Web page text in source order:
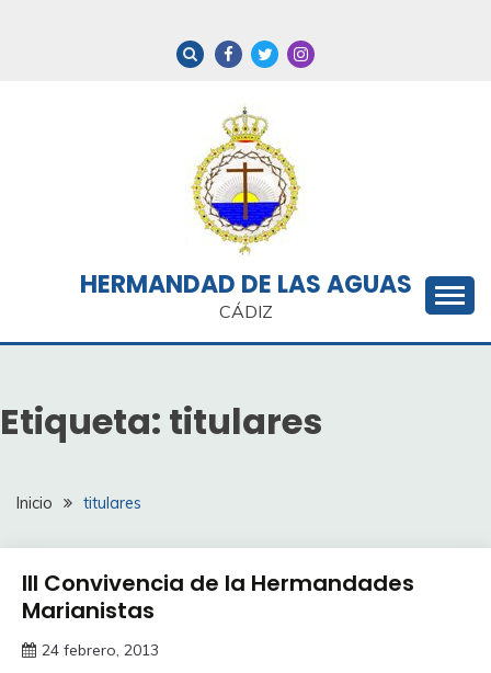
HERMANDAD DE LAS AGUAS
CÁDIZ
Etiqueta: titulares
Inicio titulares
III Convivencia de la Hermandades
Marianistas
24 febrero, 2013